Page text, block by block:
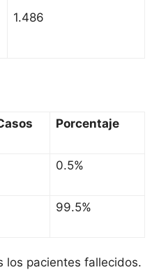
1.486
Porcentaje
0.5%
99.5%
los pacientes fallecidos.